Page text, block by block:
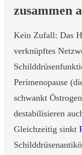
zusammen
Kein Zufall: Das
verknüpftes
Perimenopause
schwankt
destabilisieren
Gleichzeitig sinkt